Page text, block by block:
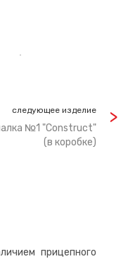
следующее изделие
№1 "Construct"
(в коробке)
прицепного